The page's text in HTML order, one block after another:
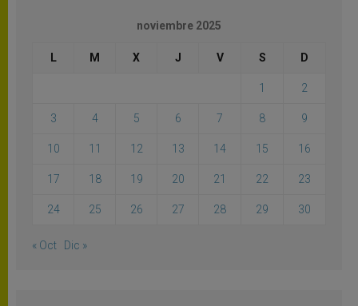
noviembre 2025
L M X J V S D
1 2
3 4 5 6 7 8 9
10 11 12 13 14 15 16
17 18 19 20 21 22 23
24 25 26 27 28 29 30
« Oct Dic »